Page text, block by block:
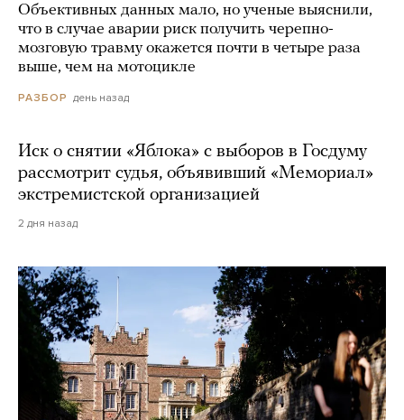
Объективных данных мало, но ученые выяснили,
что в случае аварии риск получить черепно-
мозговую травму окажется почти в четыре раза
выше, чем на мотоцикле
РАЗБОР день назад
Иск о снятии «Яблока» с выборов в Госдуму
рассмотрит судья, объявивший «Мемориал»
экстремистской организацией
2 дня назад